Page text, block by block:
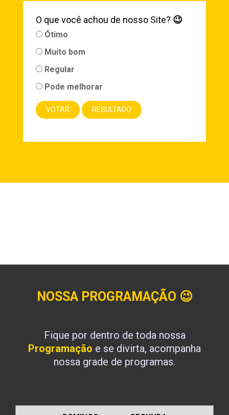
O que você achou de nosso Site? 😉
Ótimo
Muito bom
Regular
Pode melhorar
NOSSA PROGRAMAÇÃO 😉
Fique por dentro de toda nossa
Programação e se divirta, acompanha
nossa grade de programas.